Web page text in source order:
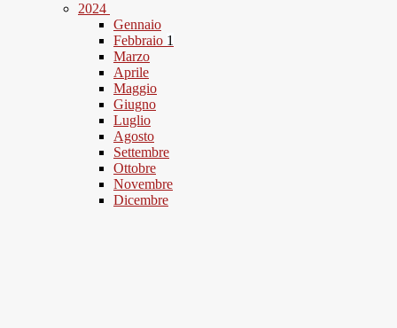
2024
Gennaio
Febbraio 1
Marzo
Aprile
Maggio
Giugno
Luglio
Agosto
Settembre
Ottobre
Novembre
Dicembre